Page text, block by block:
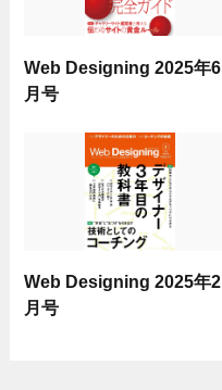
Web Designing 2025年6
月号
Web Designing 2025年2
月号